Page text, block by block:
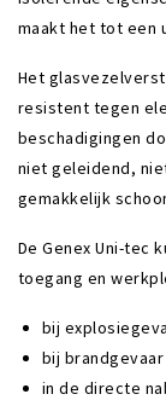
maakt het tot een
Het
resistent tegen
beschadigingen
niet geleidend,
gemakkelijk
De Genex Uni-tec
toegang en
bij
bij brandgevaar
in de directe